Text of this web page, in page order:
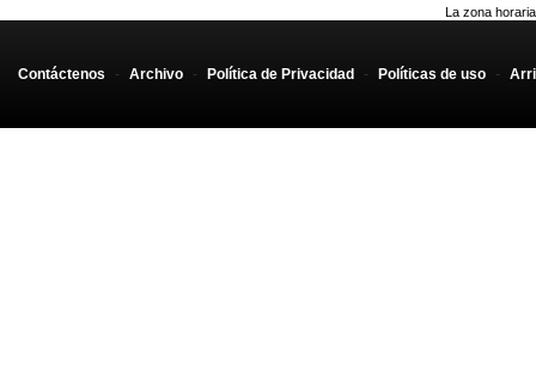
La zona
Contáctenos - Archivo - Política de Privacidad - Políticas de uso -